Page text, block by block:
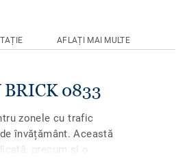
AFLAȚI MAI MULTE
0833
zonele cu trafic
învățământ. Această
precum și o